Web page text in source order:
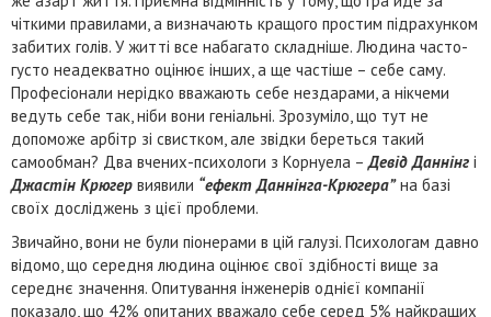
чіткими правилами, а визначають кращого простим підрахунком
забитих голів. У житті все набагато складніше. Людина часто-
густо неадекватно оцінює інших, а ще частіше – себе саму.
Професіонали нерідко вважають себе нездарами, а нікчеми
ведуть себе так, ніби вони геніальні. Зрозуміло, що тут не
допоможе арбітр зі свистком, але звідки береться такий
самообман? Два вчених-психологи з Корнуела –Девід Даннінг і
Джастін Крюгер виявили “ефект Даннінга-Крюгера”на базі
своїх досліджень з цієї проблеми.
Звичайно, вони не були піонерами в цій галузі. Психологам давно
відомо, що середня людина оцінює свої здібності вище за
середнє значення. Опитування інженерів однієї компанії
показало, що 42% опитаних вважало себе серед 5% найкращих